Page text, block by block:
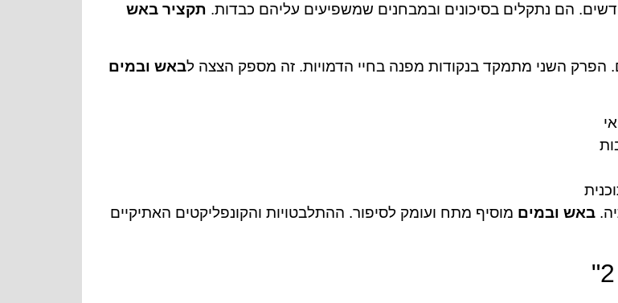
הם נתקלים בסיכונים ובמבחנים שמשפיעים עליהם כבדות. תקציר באש
הפרק השני מתמקד בנקודות מפנה בחיי הדמויות. זה מספק הצצה לבאש ובמים
באש ובמים מוסיף מתח ועומק לסיפור. ההתלבטויות והקונפליקטים האתיקיים